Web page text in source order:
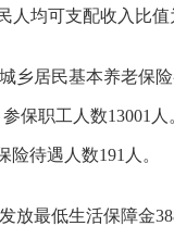
人均可支配收入比值
乡居民基本养老保
保职工人数13001
险待遇人数191人。
放最低生活保障金